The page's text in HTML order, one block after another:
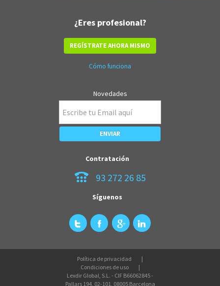
¿Eres profesional?
REGÍSTRATE AHORA MISMO
Cómo funciona
Novedades
Contratación
93 272 26 85
Síguenos
Política de privacidad
Condiciones de uso
Lexdir Global, S.L. - CIF B66062845 -
Pallars 194, 02-101, 08005 Barcelona